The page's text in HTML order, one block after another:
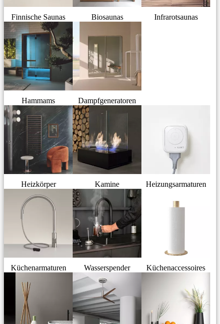
Finnische Saunas Biosaunas Infrarotsaunas
Hammams Dampfgeneratoren
Heizkörper Kamine Heizungsarmaturen
Küchenarmaturen Wasserspender Küchenaccessoires